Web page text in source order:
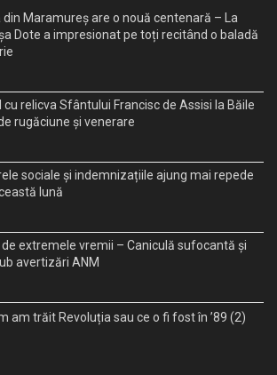
Maramureș are o nouă centenară – La
Dote a impresionat pe toți recitând o baladă
relicva Sfântului Francisc de Assisi la Băile
rugăciune și venerare
sociale și indemnizațiile ajung mai repede
lună
extremele vremii – Caniculă sufocantă și
avertizări ANM
am trăit Revoluția sau ce o fi fost în ’89 (2)